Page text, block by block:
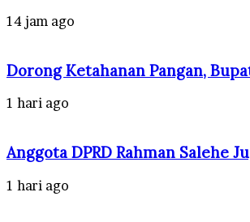
14 jam ago
Dorong Ketahanan Pangan,
1 hari ago
Anggota DPRD Rahman Salehe
1 hari ago